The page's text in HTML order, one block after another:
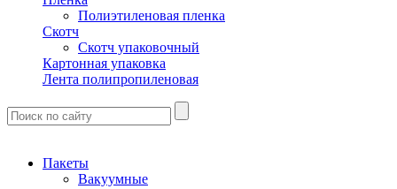
Полиэтиленовая пленка
Скотч
Скотч упаковочный
Картонная упаковка
Лента полипропиленовая
Пакеты
Вакуумные